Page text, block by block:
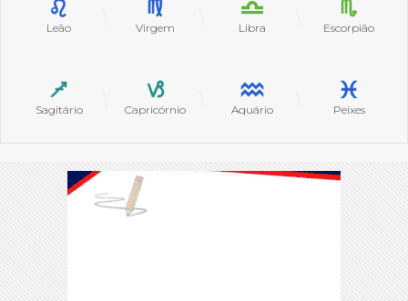
Leão Virgem Libra Escorpião
Sagitário Capricórnio Aquário Peixes